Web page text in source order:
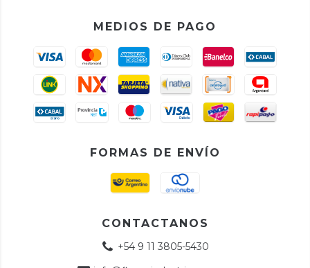
MEDIOS DE PAGO
FORMAS DE ENVÍO
CONTACTANOS
+54 9 11 3805-5430